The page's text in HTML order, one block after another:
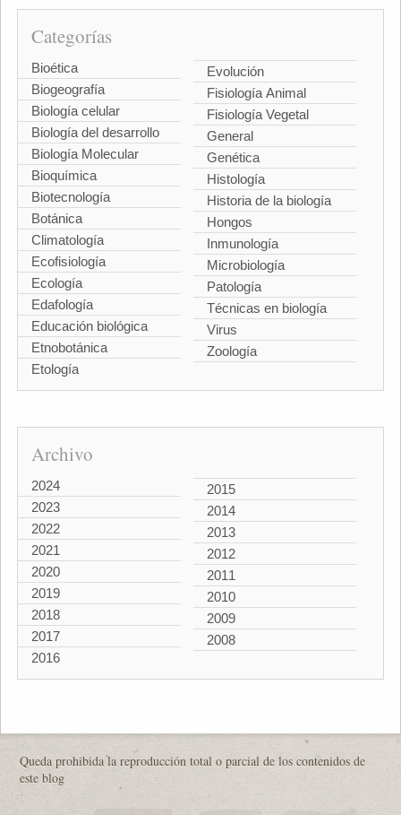
Categorías
Bioética
Biogeografía
Biología celular
Biología del desarrollo
Biología Molecular
Bioquímica
Biotecnología
Botánica
Climatología
Ecofisiología
Ecología
Edafología
Educación biológica
Etnobotánica
Etología
Evolución
Fisiología Animal
Fisiología Vegetal
General
Genética
Histología
Historia de la biología
Hongos
Inmunología
Microbiología
Patología
Técnicas en biología
Virus
Zoología
Archivo
2024
2023
2022
2021
2020
2019
2018
2017
2016
2015
2014
2013
2012
2011
2010
2009
2008
Queda prohibida la reproducción total o parcial de los contenidos de
este blog